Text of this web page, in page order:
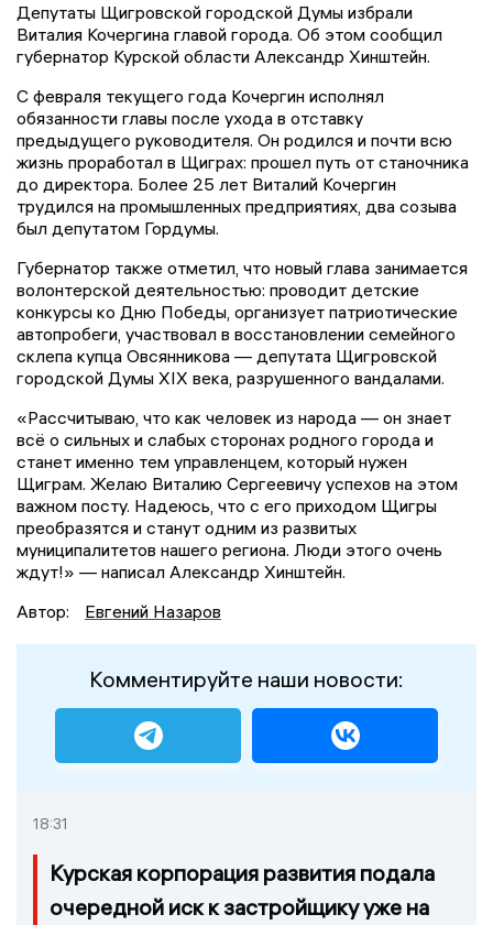
Депутаты Щигровской городской Думы избрали
Виталия Кочергина главой города. Об этом сообщил
губернатор Курской области Александр Хинштейн.
С февраля текущего года Кочергин исполнял
обязанности главы после ухода в отставку
предыдущего руководителя. Он родился и почти всю
жизнь проработал в Щиграх: прошел путь от станочника
до директора. Более 25 лет Виталий Кочергин
трудился на промышленных предприятиях, два созыва
был депутатом Гордумы.
Губернатор также отметил, что новый глава занимается
волонтерской деятельностью: проводит детские
конкурсы ко Дню Победы, организует патриотические
автопробеги, участвовал в восстановлении семейного
склепа купца Овсянникова — депутата Щигровской
городской Думы XIX века, разрушенного вандалами.
«Рассчитываю, что как человек из народа — он знает
всё о сильных и слабых сторонах родного города и
станет именно тем управленцем, который нужен
Щиграм. Желаю Виталию Сергеевичу успехов на этом
важном посту. Надеюсь, что с его приходом Щигры
преобразятся и станут одним из развитых
муниципалитетов нашего региона. Люди этого очень
ждут!» — написал Александр Хинштейн.
Автор:
Евгений Назаров
Комментируйте наши новости:
18:31
Курская корпорация развития подала
очередной иск к застройщику уже на